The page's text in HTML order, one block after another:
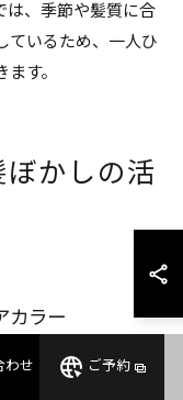
は、季節や髪質に合
ているため、一人ひ
す。
かしの活
カラー
透明感あふれるヘ
わせ ご予約